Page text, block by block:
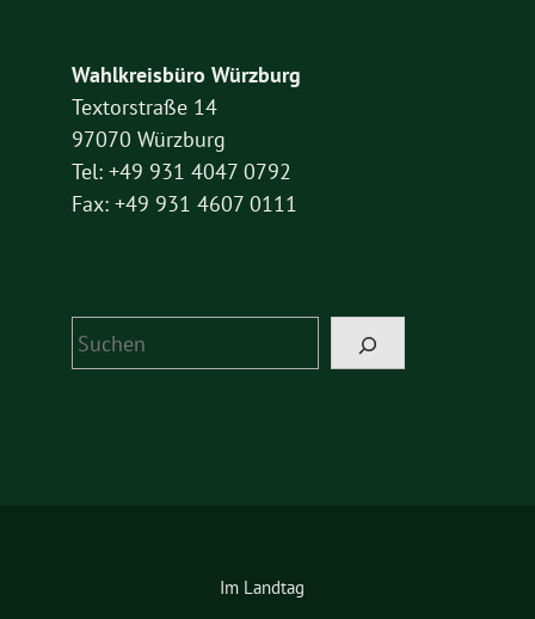
Wahlkreisbüro Würzburg
Textorstraße 14
97070 Würzburg
Tel: +49 931 4047 0792
Fax: +49 931 4607 0111
Suchen
Im Landtag